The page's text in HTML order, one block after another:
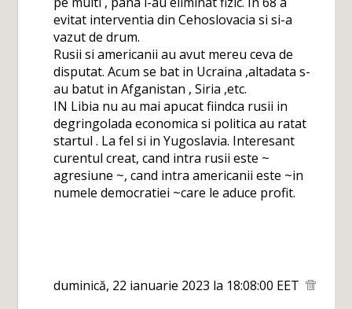
evitat interventia din Cehoslovacia si si-a
vazut de drum.
Rusii si americanii au avut mereu ceva de
disputat. Acum se bat in Ucraina ,altadata s-
au batut in Afganistan , Siria ,etc.
IN Libia nu au mai apucat fiindca rusii in
degringolada economica si politica au ratat
startul . La fel si in Yugoslavia. Interesant
curentul creat, cand intra rusii este ~
agresiune ~, cand intra americanii este ~in
numele democratiei ~care le aduce profit.
duminică, 22 ianuarie 2023 la 18:08:00 EET